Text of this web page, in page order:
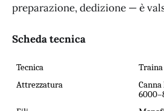
preparazione, dedizione — è
Scheda tecnica
Tecnica
Attrezzatura